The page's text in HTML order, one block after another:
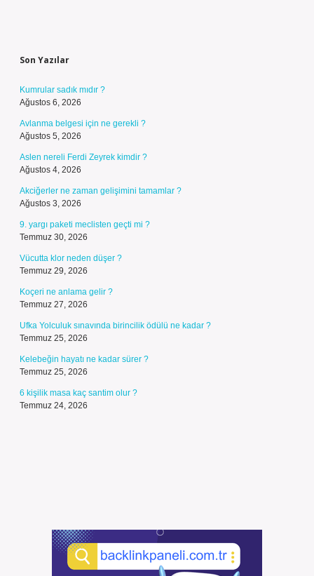
Son Yazılar
Kumrular sadık mıdır ?
Ağustos 6, 2026
Avlanma belgesi için ne gerekli ?
Ağustos 5, 2026
Aslen nereli Ferdi Zeyrek kimdir ?
Ağustos 4, 2026
Akciğerler ne zaman gelişimini tamamlar ?
Ağustos 3, 2026
9. yargı paketi meclisten geçti mi ?
Temmuz 30, 2026
Vücutta klor neden düşer ?
Temmuz 29, 2026
Koçeri ne anlama gelir ?
Temmuz 27, 2026
Ufka Yolculuk sınavında birincilik ödülü ne kadar ?
Temmuz 25, 2026
Kelebeğin hayatı ne kadar sürer ?
Temmuz 25, 2026
6 kişilik masa kaç santim olur ?
Temmuz 24, 2026